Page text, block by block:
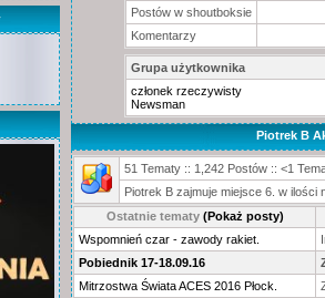
Postów w shoutboksie
Komentarzy
Grupa użytkownika
członek rzeczywisty
Newsman
Piotrek B
51 Tematy :: 1,242 Postów :: <1
Piotrek B zajmuje miejsce 6. w
Ostatnie tematy (Pokaż posty)
Wspomnień czar - zawody rakiet.
Pobiednik 17-18.09.16
Mitrzostwa Świata ACES 2016 Płock.